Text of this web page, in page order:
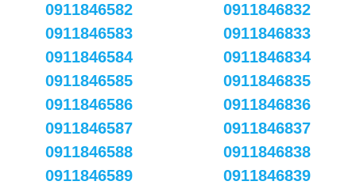
0911846582
0911846583
0911846584
0911846585
0911846586
0911846587
0911846588
0911846589
0911846832
0911846833
0911846834
0911846835
0911846836
0911846837
0911846838
0911846839